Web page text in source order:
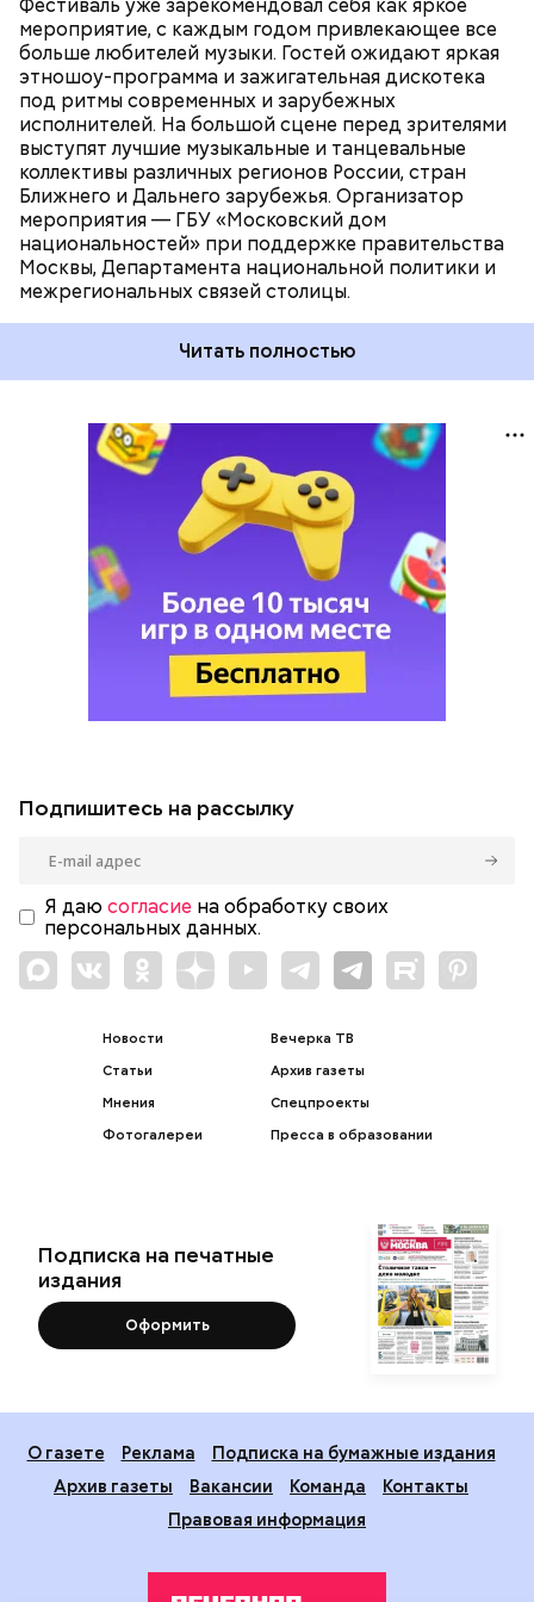
Фестиваль уже зарекомендовал себя как яркое
мероприятие, с каждым годом привлекающее все
больше любителей музыки. Гостей ожидают яркая
этношоу-программа и зажигательная дискотека
под ритмы современных и зарубежных
исполнителей. На большой сцене перед зрителями
выступят лучшие музыкальные и танцевальные
коллективы различных регионов России, стран
Ближнего и Дальнего зарубежья. Организатор
мероприятия — ГБУ «Московский дом
национальностей» при поддержке правительства
Москвы, Департамента национальной политики и
межрегиональных связей столицы.
Читать полностью
Подпишитесь на рассылку
Я даю согласие на обработку своих
персональных данных.
Новости
Статьи
Мнения
Фотогалереи
Вечерка ТВ
Архив газеты
Спецпроекты
Пресса в образовании
Подписка на печатные
издания
Оформить
О газете Реклама
Подписка на бумажные издания
Архив газеты
Вакансии Команда
Контакты
Правовая информация